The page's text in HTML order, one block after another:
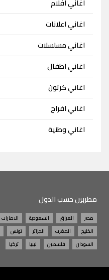
اغاني افلام
اغاني اعلانات
اغاني مسلسلات
اغاني اطفال
اغاني كرتون
اغاني افراح
اغاني وطنية
مطربين حسب الدول
مصر العراق السعودية الامارات
الخليج
المغرب الجزائر تونس
السودان
فلسطين ليبيا تركيا